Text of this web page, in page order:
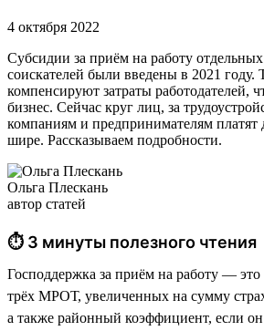
4 октября 2022
Субсидии за приём на работу
соискателей были введены в 2021 году.
компенсируют затраты работодателей,
бизнес. Сейчас круг лиц, за
компаниям и предпринимателям платят
шире. Рассказываем подробности.
Ольга Плескань
автор статей
⏱ 3 минуты полезного чтения
Господдержка за приём на работу — это
трёх МРОТ, увеличенных на сумму
а также районный коэффициент, если он